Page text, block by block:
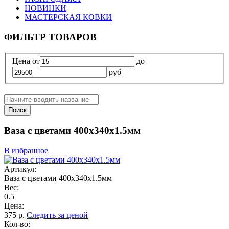
НОВИНКИ
МАСТЕРСКАЯ КОВКИ
ФИЛЬТР ТОВАРОВ
Цена от
до
руб
Поиск
Ваза с цветами 400х340х1.5мм
В избранное
Артикул:
Ваза с цветами 400х340х1.5мм
Вес:
0.5
Цена:
375 р. Следить за ценой
Кол-во: